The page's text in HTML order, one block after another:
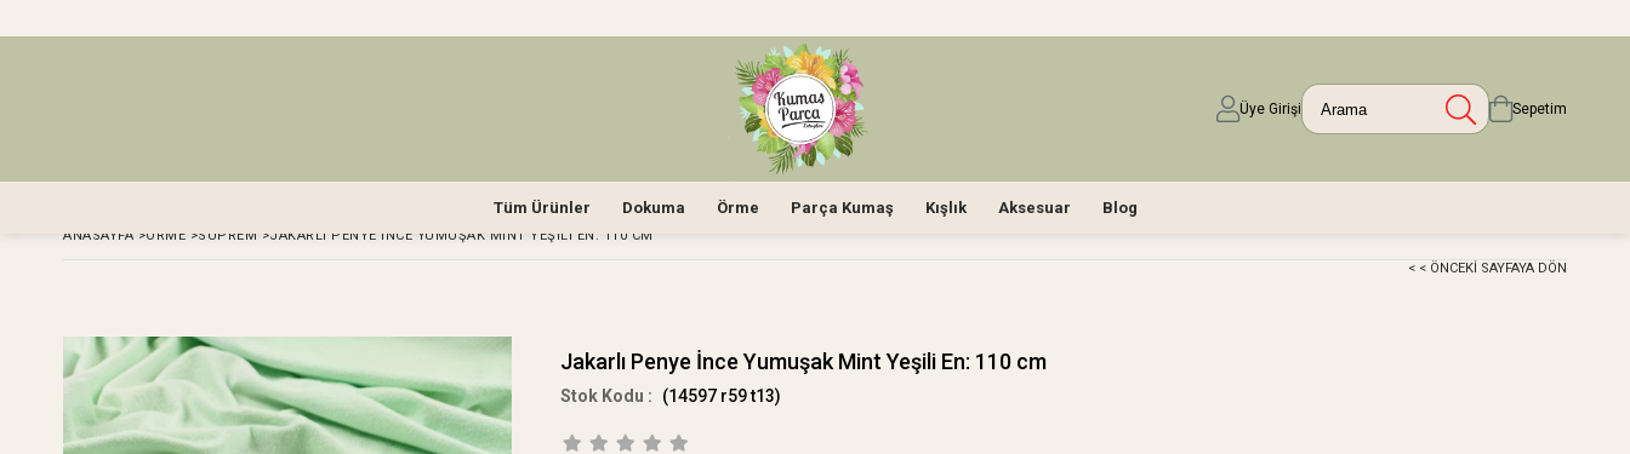
Üye Girişi Sepetim
Tüm Ürünler Dokuma Örme Parça Kumaş Kışlık Aksesuar Blog
ANASAYFA >ÖRME >SÜPREM >JAKARLI PENYE İNCE YUMUŞAK MINT YEŞILI EN: 110 CM
< < ÖNCEKI SAYFAYA DÖN
Jakarlı Penye İnce Yumuşak Mint Yeşili En: 110 cm
(14597 r59 t13)